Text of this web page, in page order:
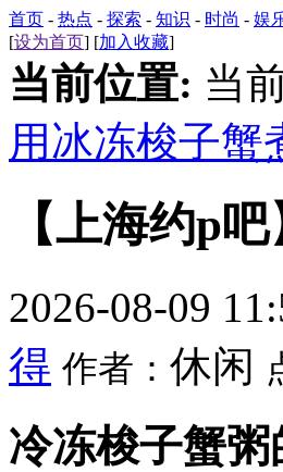
首页 - 热点 - 探索 - 知识 - 时尚 - 娱
[设为首页] [加入收藏]
当前位置: 当
用冰冻梭子蟹
【上海约p
2026-08-09
得 作者： 休闲
冷冻梭子蟹